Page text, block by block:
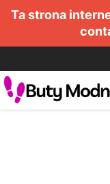
Ta strona